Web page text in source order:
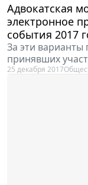
Адвокатская
электронное
события 2017
За эти варианты
принявших
25 декабря 2017